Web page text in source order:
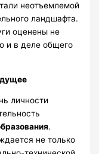
неотъемлемой
ландшафта.
оценены не
и в деле общего
личности
.
не только